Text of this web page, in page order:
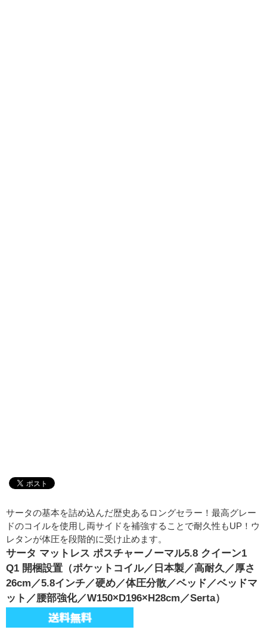
サータの基本を詰め込んだ歴史あるロングセラー！最高グレー
ドのコイルを使用し両サイドを補強することで耐久性もUP！ウ
レタンが体圧を段階的に受け止めます。
サータ マットレス ポスチャーノーマル5.8 クイーン1
Q1 開梱設置（ポケットコイル／日本製／高耐久／厚さ
26cm／5.8インチ／硬め／体圧分散／ベッド／ベッドマ
ット／腰部強化／W150×D196×H28cm／Serta）